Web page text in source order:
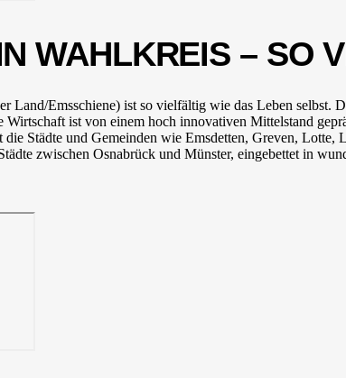
WAHLKREIS – SO
Land/Emsschiene) ist so vielfältig wie das Leben
Wirtschaft ist von einem hoch innovativen Mittelstand
Städte und Gemeinden wie Emsdetten, Greven,
zwischen Osnabrück und Münster, eingebettet in